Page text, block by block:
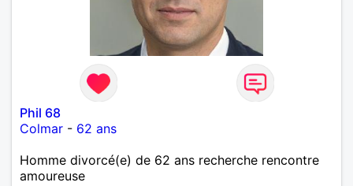
Phil 68
Colmar - 62 ans
Homme divorcé(e) de 62 ans recherche rencontre
amoureuse